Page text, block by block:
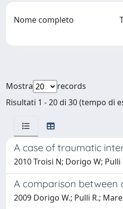
Nome completo
Mostra
records
Risultati 1 - 20 di 30 (tempo di
A case of traumatic
2010 Troisi N; Dorigo W; Pulli
A comparison between
2009 Dorigo W.; Pulli R.;